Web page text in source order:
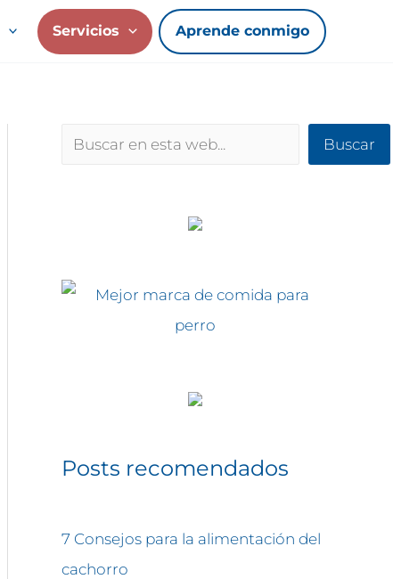
Servicios Aprende conmigo
Buscar Buscar
Posts recomendados
7 Consejos para la alimentación del
cachorro